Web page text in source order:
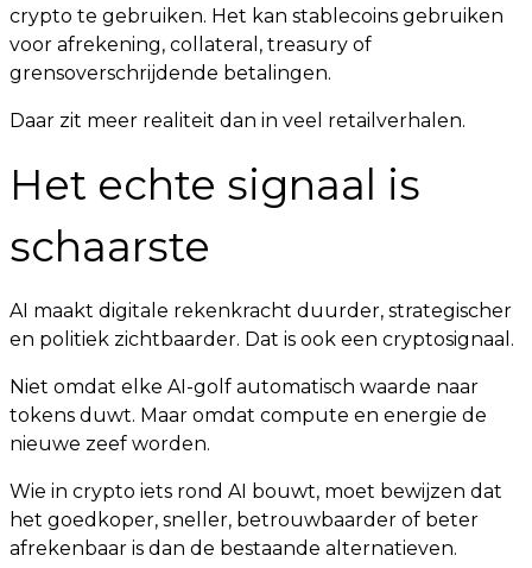
crypto te gebruiken. Het kan stablecoins gebruiken
voor afrekening, collateral, treasury of
grensoverschrijdende betalingen.
Daar zit meer realiteit dan in veel retailverhalen.
Het echte signaal is
schaarste
AI maakt digitale rekenkracht duurder, strategischer
en politiek zichtbaarder. Dat is ook een cryptosignaal.
Niet omdat elke AI-golf automatisch waarde naar
tokens duwt. Maar omdat compute en energie de
nieuwe zeef worden.
Wie in crypto iets rond AI bouwt, moet bewijzen dat
het goedkoper, sneller, betrouwbaarder of beter
afrekenbaar is dan de bestaande alternatieven.